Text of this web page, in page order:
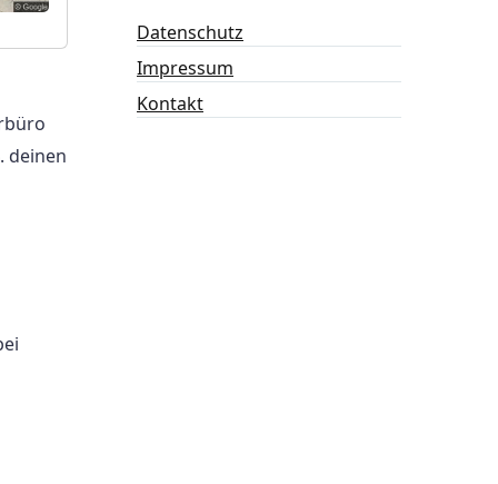
deinen
Datenschutz
Impressum
Kontakt